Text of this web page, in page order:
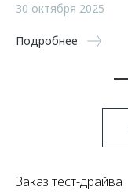
30 октября 2025
Подробнее
Заказ тест-драйва